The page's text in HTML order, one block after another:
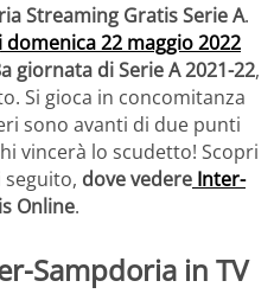
Streaming Gratis Serie A.
domenica 22 maggio 2022
giornata di Serie A 2021-22,
Si gioca in concomitanza
sono avanti di due punti
vincerà lo scudetto! Scopri
seguito, dove vedere Inter-
Online.
Sampdoria in TV